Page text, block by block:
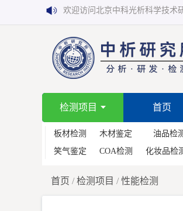
欢迎访问北京中科光析科学技术
检测项目 首页
板材检测 木材鉴定
油品检
笑气鉴定
COA检测 化妆品检
首页 /检测项目 /性能检测